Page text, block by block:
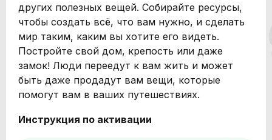
других полезных вещей. Собирайте ресурсы,
чтобы создать всё, что вам нужно, и сделать
мир таким, каким вы хотите его видеть.
Постройте свой дом, крепость или даже
замок! Люди переедут к вам жить и может
быть даже продадут вам вещи, которые
помогут вам в ваших путешествиях.
Инструкция по активации